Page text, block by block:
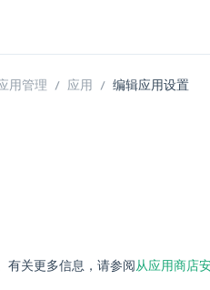
用管理 应用 编辑应用设置
有关更多信息，请参阅从应用商店